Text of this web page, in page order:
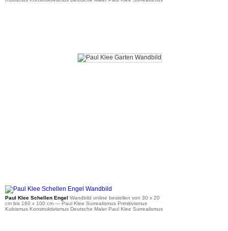
Paul Klee Schellen Engel Wandbild online bestellen von 30 x 20
cm bis 160 x 100 cm — Paul Klee Surrealismus Primitivismus
Kubismus Konstruktivismus Deutsche Maler Paul Klee Surrealismus